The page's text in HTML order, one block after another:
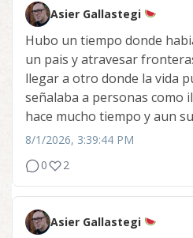
Asier Gallastegi
Hubo un tiempo donde
un pais y atravesar
llegar a otro donde la vida
señalaba a personas como
hace mucho tiempo y aun
8/1/2026, 3:39:44 PM
0
2
Asier Gallastegi